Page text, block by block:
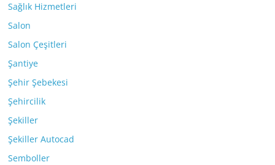
Sağlık Hizmetleri
Salon
Salon Çeşitleri
Şantiye
Şehir Şebekesi
Şehircilik
Şekiller
Şekiller Autocad
Semboller